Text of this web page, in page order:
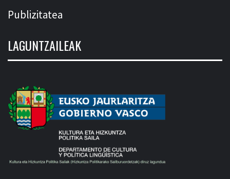
Publizitatea
LAGUNTZAILEAK